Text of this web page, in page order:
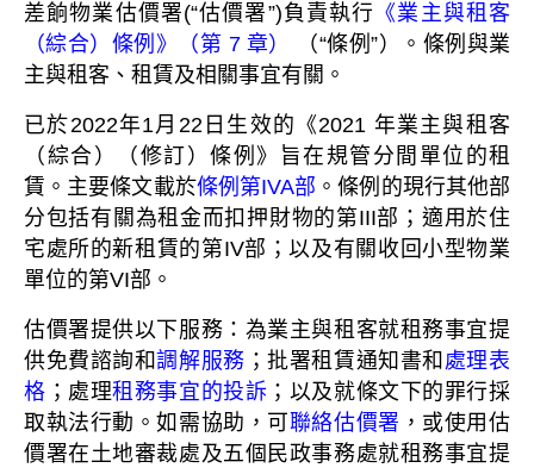
差餉物業估價署(“估價署”)負責執行 《業主與租客
（綜合）條例》（第 7 章）
（“條例”）。條例與業
主與租客、租賃及相關事宜有關。
已於2022年1月22日生效的《2021 年業主與租客
（綜合）（修訂）條例》旨在規管分間單位的租
賃。主要條文載於條例第IVA部 。條例的現行其他部
分包括有關為租金而扣押財物的第III部；適用於住
宅處所的新租賃的第IV部；以及有關收回小型物業
單位的第VI部。
估價署提供以下服務：為業主與租客就租務事宜提
供免費諮詢和調解服務 ；批署租賃通知書和 處理表
格 ；處理租務事宜的投訴 ；以及就條文下的罪行採
取執法行動。如需協助，可 聯絡估價署 ，或使用估
價署在土地審裁處及五個民政事務處就租務事宜提